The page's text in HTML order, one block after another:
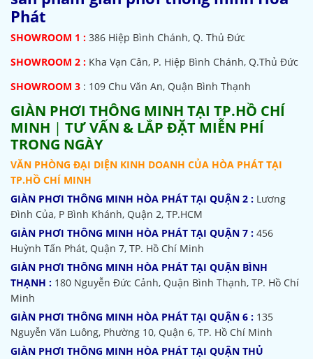
Phát
SHOWROOM 1 : 386 Hiệp Bình Chánh, Q. Thủ Đức
SHOWROOM 2 : Kha Vạn Cân, P. Hiệp Bình Chánh, Q.Thủ Đức
SHOWROOM 3 : 109 Chu Văn An, Quận Bình Thạnh
GIÀN PHƠI THÔNG MINH TẠI TP.HỒ CHÍ
MINH | TƯ VẤN & LẮP ĐẶT MIỄN PHÍ
TRONG NGÀY
VĂN PHÒNG ĐẠI DIỆN KINH DOANH CỦA HÒA PHÁT TẠI
TP.HỒ CHÍ MINH
GIÀN PHƠI THÔNG MINH HÒA PHÁT TẠI QUẬN 2 : Lương
Đình Của, P Bình Khánh, Quận 2, TP.HCM
GIÀN PHƠI THÔNG MINH HÒA PHÁT TẠI QUẬN 7 : 456
Huỳnh Tấn Phát, Quận 7, TP. Hồ Chí Minh
GIÀN PHƠI THÔNG MINH HÒA PHÁT TẠI QUẬN BÌNH
THẠNH : 180 Nguyễn Đức Cảnh, Quận Bình Thạnh, TP. Hồ Chí
Minh
GIÀN PHƠI THÔNG MINH HÒA PHÁT TẠI QUẬN 6 : 135
Nguyễn Văn Luông, Phường 10, Quận 6, TP. Hồ Chí Minh
GIÀN PHƠI THÔNG MINH HÒA PHÁT TẠI QUẬN THỦ